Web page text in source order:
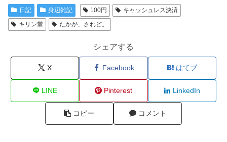
日記 身辺雑記 100円
キャッシュレス決済
キリン堂
たかが、されど。
シェアする
X Facebook はてブ
LINE Pinterest LinkedIn
コピー コメント